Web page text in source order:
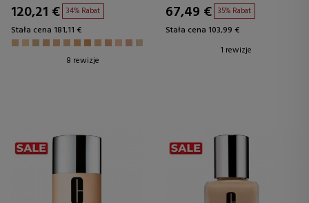
120,21 € 34% Rabat
Stała cena 181,11 €
8 rewizje
67,49 € 35% Rabat
Stała cena 103,99 €
1 rewizje